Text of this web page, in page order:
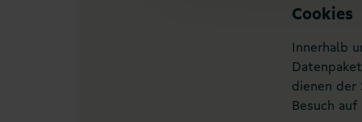
Cookies
Innerhalb
dienen der
Besuch